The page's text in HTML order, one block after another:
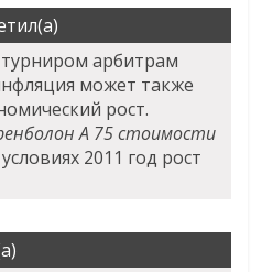
арбитрам
может также
рост.
A 75 стоимости
2011 год рост